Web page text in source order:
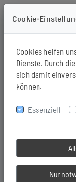
+49-571-94190163
Cookie-
Cookies helfen
Dienste. Durch
sich damit
können.
Essenziell
Nur